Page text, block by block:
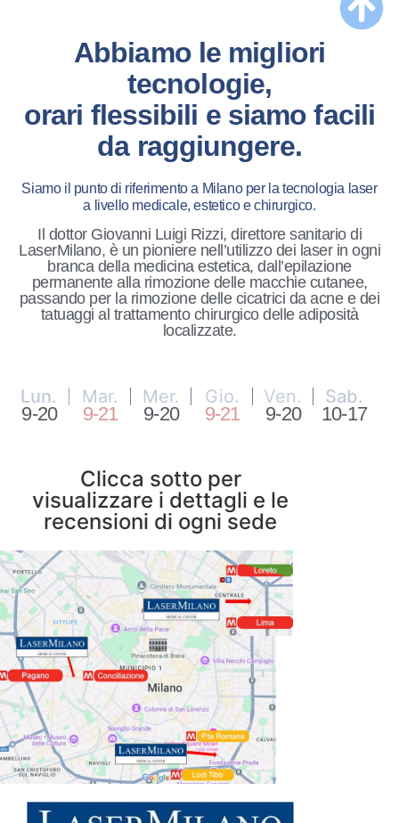
Abbiamo le migliori
tecnologie,
orari flessibili e siamo facili
da raggiungere.
Siamo il punto di riferimento a Milano per la tecnologia laser
a livello medicale, estetico e chirurgico.
Il dottor Giovanni Luigi Rizzi, direttore sanitario di
LaserMilano, è un pioniere nell’utilizzo dei laser in ogni
branca della medicina estetica, dall’epilazione
permanente alla rimozione delle macchie cutanee,
passando per la rimozione delle cicatrici da acne e dei
tatuaggi al trattamento chirurgico delle adiposità
localizzate.
Lun. Mar. Mer. Gio. Ven. Sab.
9-20 9-21 9-20 9-21 9-20 10-17
Clicca sotto per
visualizzare i dettagli e le
recensioni di ogni sede